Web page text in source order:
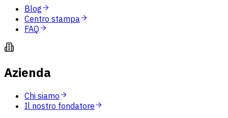
Blog
Centro stampa
FAQ
Azienda
Chi siamo
Il nostro fondatore